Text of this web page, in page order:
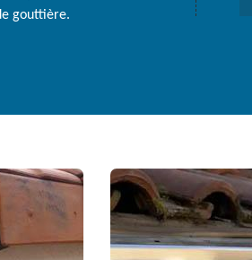
gouttière.